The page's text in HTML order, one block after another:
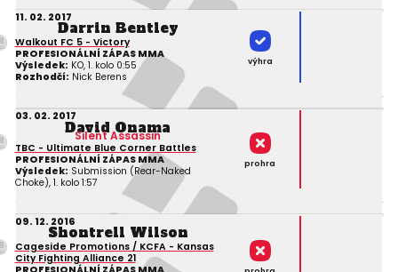
11. 02. 2017
Darrin Bentley
Walkout FC 5 - Victory
PROFESIONÁLNÍ ZÁPAS MMA
Výsledek: KO, 1. kolo 0:55
Rozhodčí: Nick Berens
výhra
03. 02. 2017
David Onama
Silent Assassin
TBC - Ultimate Blue Corner Battles
PROFESIONÁLNÍ ZÁPAS MMA
Výsledek: Submission (Rear-Naked
Choke), 1. kolo 1:57
prohra
09. 12. 2016
Shontrell Wilson
Cageside Promotions / KCFA - Kansas
City Fighting Alliance 21